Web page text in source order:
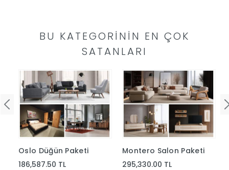
BU KATEGORININ EN ÇOK
SATANLARI
Oslo Düğün Paketi
186,587.50 TL
Montero Salon Paketi
295,330.00 TL